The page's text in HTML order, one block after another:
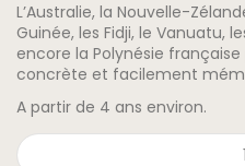
L’Australie, la Nouvelle-
Guinée, les Fidji, le Vanuatu,
encore la Polynésie
concrète et facilement
A partir de 4 ans environ.